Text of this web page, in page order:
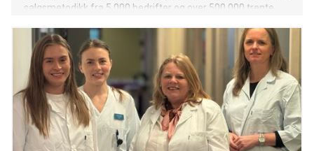
salgsmetodikk fra 5 000 bedrifter og over 500 000 trente
bidratt med solid AI-kompetanse i utviklingen av løsningen.